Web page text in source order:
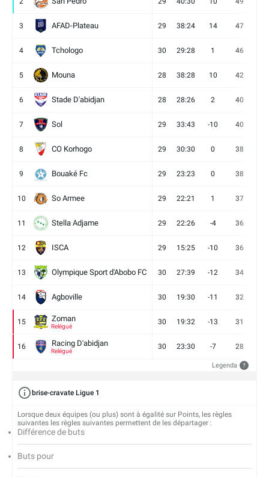
3 AFAD-Plateau 29 38:24 14 47
4 Tchologo 30 29:28 1 46
5 Mouna 28 38:28 10 42
6 Stade D'abidjan 28 28:26 2 40
7 Sol 29 33:43 -10 40
8 CO Korhogo 29 30:30 0 38
9 Bouaké Fc 29 23:23 0 38
10 So Armee 29 22:21 1 37
11 Stella Adjame 29 22:26 -4 36
12 ISCA 29 15:25 -10 36
13 Olympique Sport d'Abobo FC 30 27:39 -12 34
14 Agboville 30 19:30 -11 32
15 Zoman
Relégué
30 19:32 -13 31
16 Racing D'abidjan
Relégué
30 23:30 -7 28
Legenda ?
brise-cravate Ligue 1
Lorsque deux équipes (ou plus) sont à égalité sur Points, les règles
suivantes les règles suivantes permettent de les départager :
Différence de buts
Buts pour